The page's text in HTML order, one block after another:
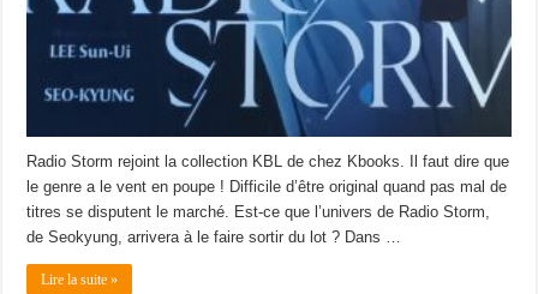
Radio Storm rejoint la collection KBL de chez Kbooks. Il faut dire que
le genre a le vent en poupe ! Difficile d’être original quand pas mal de
titres se disputent le marché. Est-ce que l’univers de Radio Storm,
de Seokyung, arrivera à le faire sortir du lot ? Dans …
Lire la suite »